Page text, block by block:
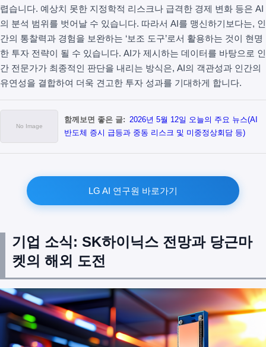
렵습니다. 예상치 못한 지정학적 리스크나 급격한 경제 변화 등은 AI
의 분석 범위를 벗어날 수 있습니다. 따라서 AI를 맹신하기보다는, 인
간의 통찰력과 경험을 보완하는 ‘보조 도구’로서 활용하는 것이 현명
한 투자 전략이 될 수 있습니다. AI가 제시하는 데이터를 바탕으로 인
간 전문가가 최종적인 판단을 내리는 방식은, AI의 객관성과 인간의
유연성을 결합하여 더욱 견고한 투자 성과를 기대하게 합니다.
함께보면 좋은 글: 2026년 5월 12일 오늘의 주요 뉴스(AI
반도체 증시 급등과 중동 리스크 및 미중정상회담 등)
LG AI 연구원 바로가기
기업 소식: SK하이닉스 전망과 당근마
켓의 해외 도전